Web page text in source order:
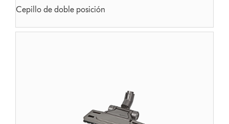
Cepillo de doble posición